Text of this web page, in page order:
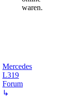
waren.
Mercedes
L319
Forum
↳